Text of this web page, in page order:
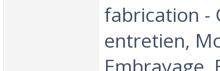
fabrication -
entretien,